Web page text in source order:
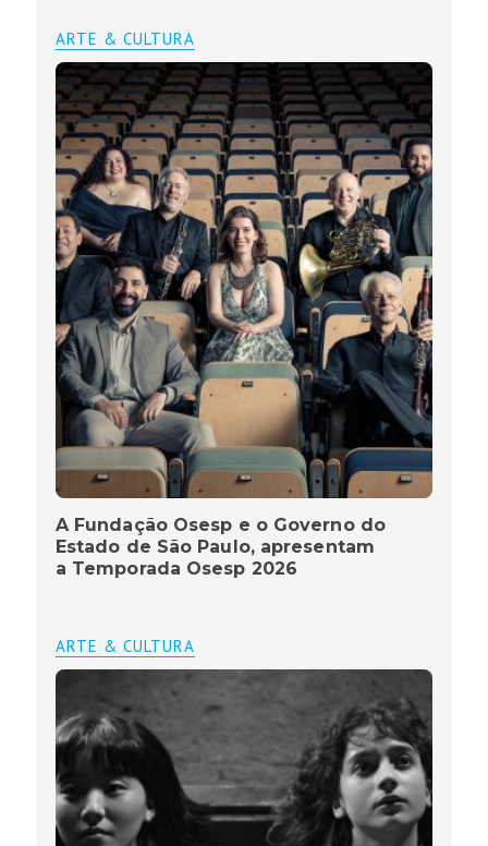
ARTE & CULTURA
A Fundação Osesp e o Governo do
Estado de São Paulo, apresentam
a Temporada Osesp 2026
ARTE & CULTURA